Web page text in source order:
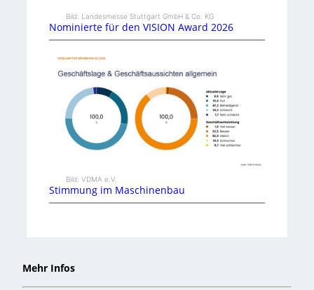
Bild: Landesmesse Stuttgart GmbH & Co. KG
Nominierte für den VISION Award 2026
Bild: VDMA e.V.
Stimmung im Maschinenbau
Mehr Infos